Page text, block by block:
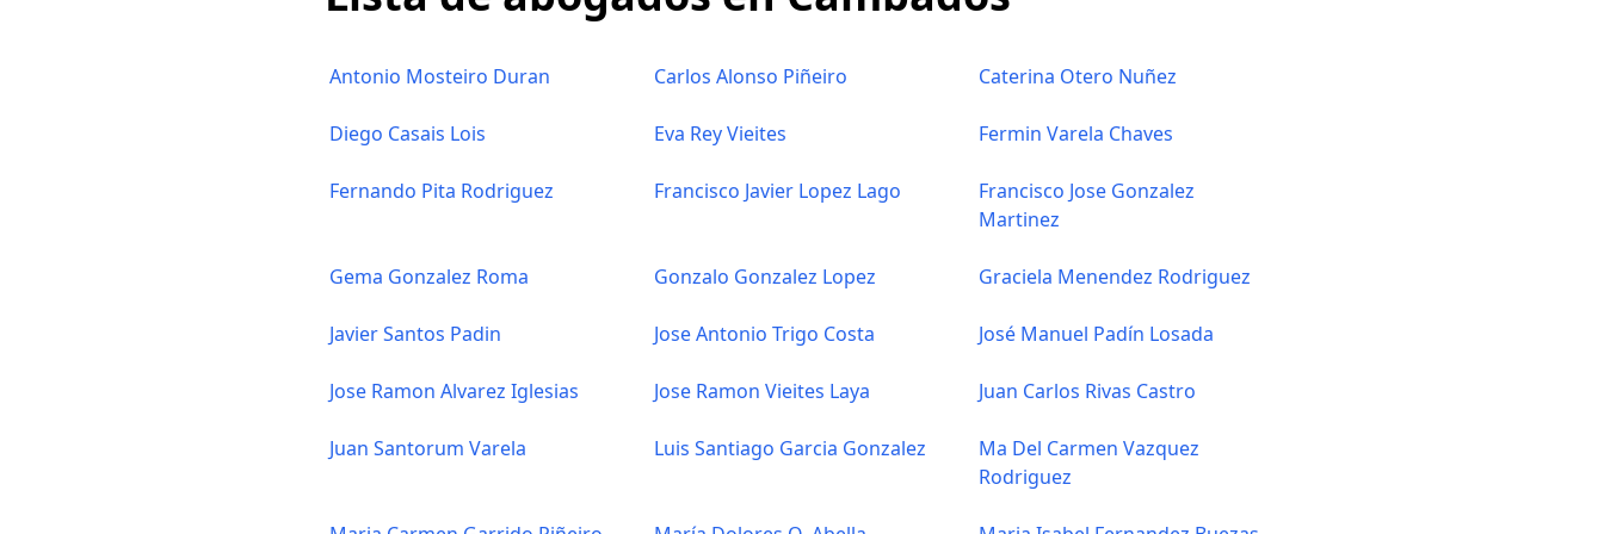
Antonio Mosteiro Duran Carlos Alonso Piñeiro Caterina Otero Nuñez
Diego Casais Lois Eva Rey Vieites Fermin Varela Chaves
Fernando Pita Rodriguez Francisco Javier Lopez Lago
Francisco Jose Gonzalez
Martinez
Gema Gonzalez Roma Gonzalo Gonzalez Lopez Graciela Menendez Rodriguez
Javier Santos Padin Jose Antonio Trigo Costa José Manuel Padín Losada
Jose Ramon Alvarez Iglesias Jose Ramon Vieites Laya Juan Carlos Rivas Castro
Juan Santorum Varela Luis Santiago Garcia Gonzalez
Ma Del Carmen Vazquez
Rodriguez